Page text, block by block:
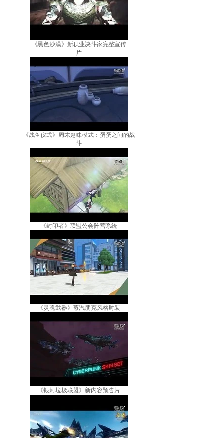
《黑色沙漠》新职业决斗家完整宣传
片
《战争仪式》周末趣味模式：蛋蛋之间的战
斗
《封印者》联盟公会阵营系统
《灵魂武器》蒸汽朋克风格时装
《银河垃圾联盟》新内容预告片